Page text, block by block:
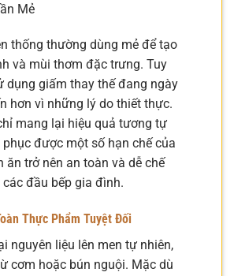
Mẻ
thống thường dùng mẻ để tạo
và mùi thơm đặc trưng. Tuy
dụng giấm thay thế đang ngày
hơn vì những lý do thiết thực.
mang lại hiệu quả tương tự
được một số hạn chế của
ăn trở nên an toàn và dễ chế
các đầu bếp gia đình.
Thực Phẩm Tuyệt Đối
nguyên liệu lên men tự nhiên,
cơm hoặc bún nguội. Mặc dù